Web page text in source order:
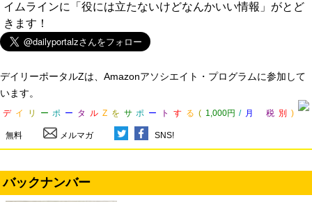
イムラインに「役には立たないけどなんかいい情報」がとど
きます！
デイリーポータルZは、Amazonアソシエイト・プログラムに参加して
います。
デ イ リ ー ポ ー タ ル Z を サ ポ ー ト す る ( 1,000円 / 月 税 別 )
無料 メルマガ SNS!
バックナンバー